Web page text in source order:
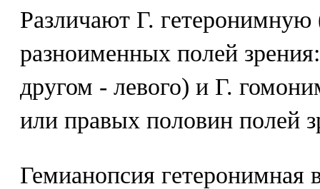
Различают Г. гетеронимную
разноименных полей
другом - левого) и Г.
или правых половин полей
Гемианопсия гетеронимная